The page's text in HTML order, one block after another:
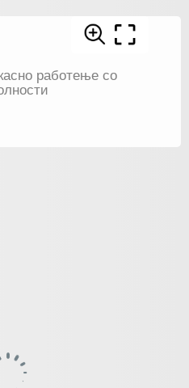
работење со